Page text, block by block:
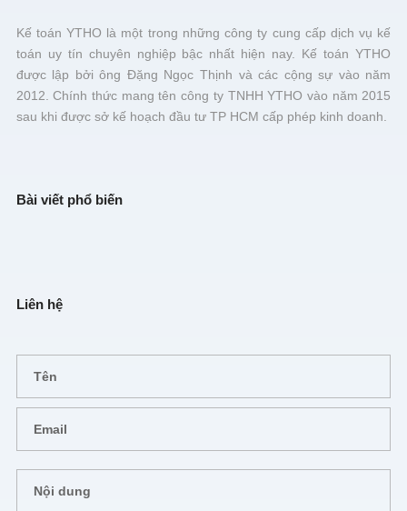
Kế toán YTHO là một trong những công ty cung cấp dịch vụ kế
toán uy tín chuyên nghiệp bậc nhất hiện nay. Kế toán YTHO
được lập bởi ông Đặng Ngọc Thịnh và các cộng sự vào năm
2012. Chính thức mang tên công ty TNHH YTHO vào năm 2015
sau khi được sở kế hoạch đầu tư TP HCM cấp phép kinh doanh.
Bài viết phổ biến
Liên hệ